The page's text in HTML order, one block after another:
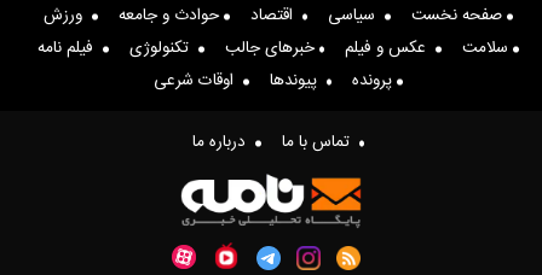
صفحه نخست سیاسی اقتصاد حوادث و جامعه
ورزش
سلامت
عکس و فیلم خبرهای جالب تکنولوژی
فیلم نامه
پرونده
پیوندها اوقات شرعی
تماس با ما درباره ما